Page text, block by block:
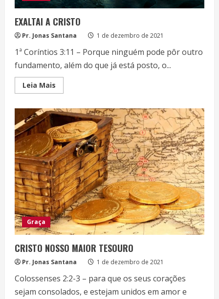
EXALTAI A CRISTO
Pr. Jonas Santana 1 de dezembro de 2021
1ª Coríntios 3:11 – Porque ninguém pode pôr outro
fundamento, além do que já está posto, o...
Leia Mais
more
A
CRISTO
Graça
CRISTO NOSSO MAIOR TESOURO
Pr. Jonas Santana 1 de dezembro de 2021
Colossenses 2:2-3 – para que os seus corações
sejam consolados, e estejam unidos em amor e